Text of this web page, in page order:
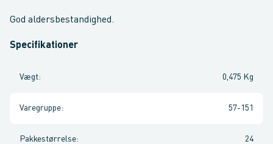
God aldersbestandighed.
Specifikationer
Vægt: 0,475 Kg
Varegruppe: 57-151
Pakkestørrelse: 24